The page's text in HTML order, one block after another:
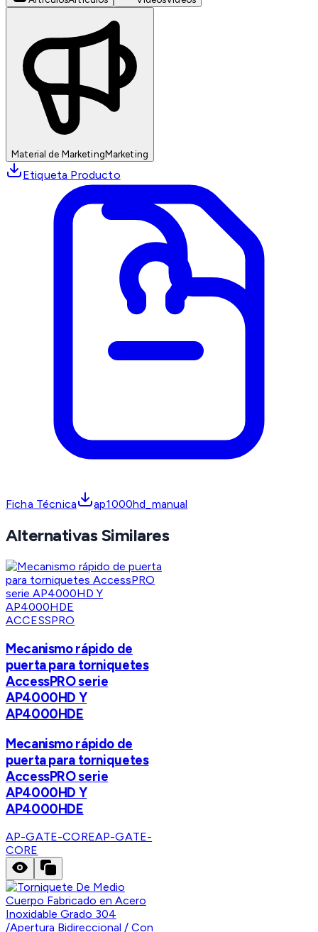
Material de MarketingMarketing
Etiqueta Producto
Ficha Técnica ap1000hd_manual
Alternativas Similares
ACCESSPRO
Mecanismo rápido de
puerta para torniquetes
AccessPRO serie
AP4000HD Y
AP4000HDE
Mecanismo rápido de
puerta para torniquetes
AccessPRO serie
AP4000HD Y
AP4000HDE
AP-GATE-COREAP-GATE-
CORE